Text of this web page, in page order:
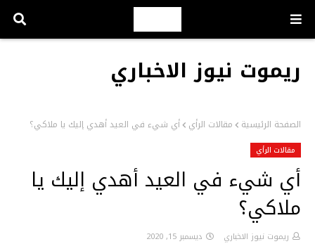
ريموت نيوز الاخباري
الصفحة الرئيسية مقالات الرأي أي شيء في العيد أهدي إليك يا ملاكي؟
مقالات الرأي
أي شيء في العيد أهدي إليك يا
ملاكي؟
ريموت نيوز الاخباري ديسمبر 15, 2020